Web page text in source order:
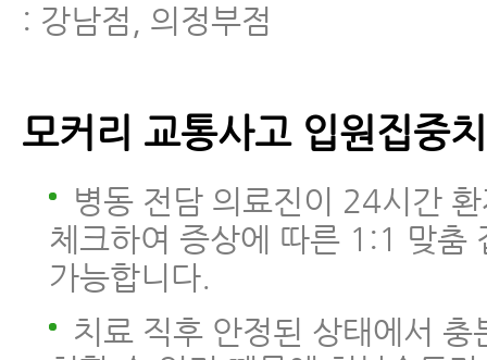
: 강남점, 의정부점
모커리 교통사고 입원집중
병동 전담 의료진이 24시간
체크하여 증상에 따른 1:1 맞춤
가능합니다.
치료 직후 안정된 상태에서 충